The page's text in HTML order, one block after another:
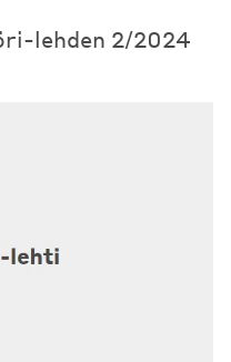
lehden 2/2024